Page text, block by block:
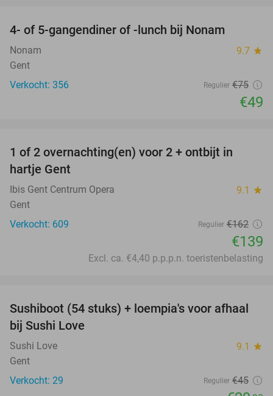
4- of 5-gangendiner of -lunch bij Nonam
Nonam 9.7 star
Gent
Verkocht: 356
Regulier €75
€49
1 of 2 overnachting(en) voor 2 + ontbijt in
hartje Gent
Ibis Gent Centrum Opera 9.1 star
Gent
Verkocht: 609
Regulier €162
€139
Excl. ca. €4,40 p.p.p.n. toeristenbelasting
34%
Sushiboot (54 stuks) + loempia's voor afhaal
bij Sushi Love
Sushi Love 9.1 star
Gent
Verkocht: 29
Regulier €45